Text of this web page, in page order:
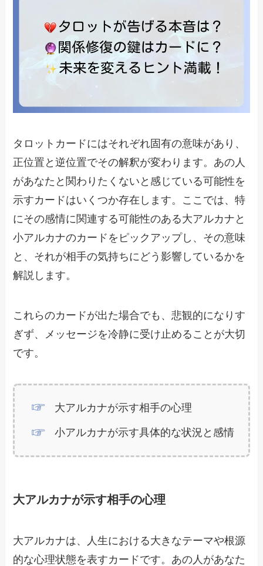
タロットカードにはそれぞれ固有の意味があり、
正位置と逆位置でその解釈が変わります。あの人
があなたと関わりたくないと感じている可能性を
示すカードはいくつか存在します。ここでは、特
にその感情に関連する可能性のある大アルカナと
小アルカナのカードをピックアップし、その意味
と、それが相手の気持ちにどう影響しているかを
解説します。
これらのカードが出た場合でも、悲観的になりす
ぎず、メッセージを冷静に受け止めることが大切
です。
大アルカナが示す相手の心理
小アルカナが示す具体的な状況と感情
大アルカナが示す相手の心理
大アルカナは、人生における大きなテーマや根源
的な心理状態を表すカードです。あの人があなた